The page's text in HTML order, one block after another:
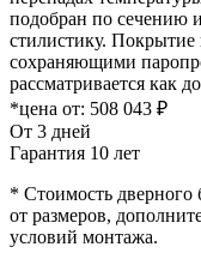
подобран по сечению
стилистику.
сохраняющими
рассматривается как
*цена от: 508 043 ₽
От 3 дней
Гарантия 10 лет
* Стоимость дверного
от размеров,
условий монтажа.